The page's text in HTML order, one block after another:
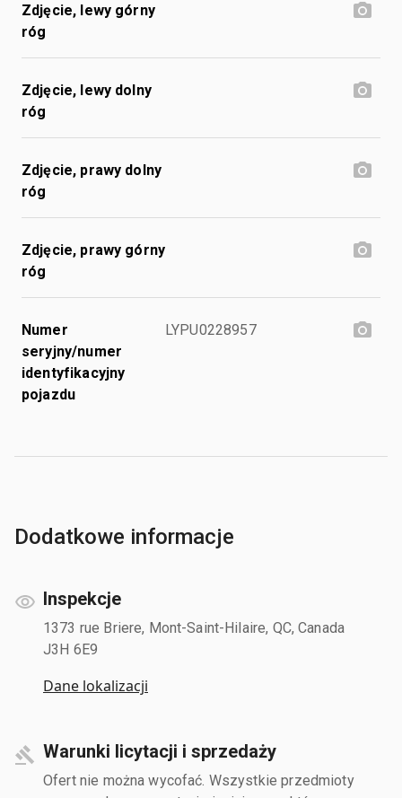
Zdjęcie, lewy górny
róg
Zdjęcie, lewy dolny
róg
Zdjęcie, prawy dolny
róg
Zdjęcie, prawy górny
róg
Numer
seryjny/numer
identyfikacyjny
pojazdu
LYPU0228957
Dodatkowe informacje
Inspekcje
1373 rue Briere, Mont-Saint-Hilaire, QC, Canada
J3H 6E9
Dane lokalizacji
Warunki licytacji i sprzedaży
Ofert nie można wycofać. Wszystkie przedmioty